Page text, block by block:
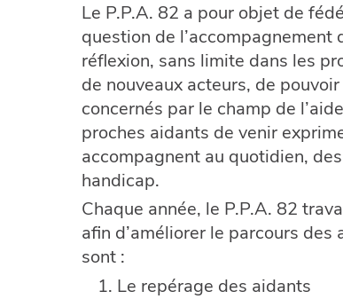
Le P.P.A. 82 a pour objet de
question de
réflexion, sans limite dans les
de nouveaux acteurs, de
concernés par le champ de
proches aidants de venir
accompagnent au quotidien,
handicap.
Chaque année, le P.P.A. 82
afin d’améliorer le parcours
sont :
Le repérage des aidants